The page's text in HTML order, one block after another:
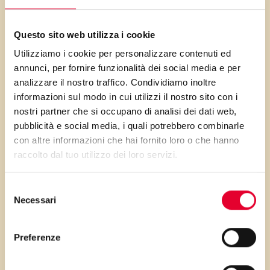
Questo sito web utilizza i cookie
Utilizziamo i cookie per personalizzare contenuti ed
annunci, per fornire funzionalità dei social media e per
analizzare il nostro traffico. Condividiamo inoltre
informazioni sul modo in cui utilizzi il nostro sito con i
nostri partner che si occupano di analisi dei dati web,
pubblicità e social media, i quali potrebbero combinarle
con altre informazioni che hai fornito loro o che hanno
raccolto dal tuo utilizzo dei loro servizi.
delNecessari
Preferenze
che più riposa e più buono sarà
La zucchina è tra le verdure
meno caloriche, grazie al loro
elevato contenuto in acqua.
Permetto di realizzare un
contorno quindi leggero e al
contempo saziante.
PRIMA GLI